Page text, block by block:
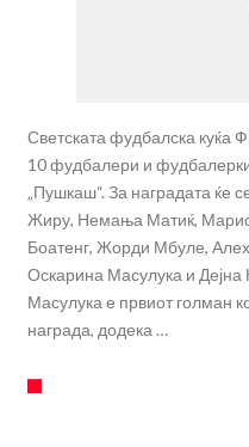
Светската фудбалска куќа
10 фудбалери и фудбалерки
„Пушкаш“. За наградата ќе
Жиру, Немања Матиќ,
Боатенг, Жорди Мбуле,
Оскарина Масулука и
Масулука е првиот голман
награда, додека …